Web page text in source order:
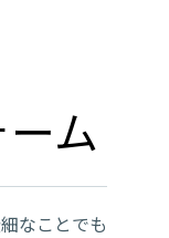
ム
なことでも